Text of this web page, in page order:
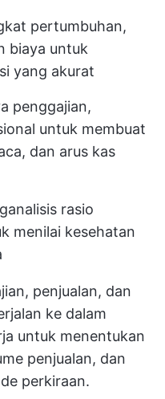
pertumbuhan,
biaya untuk
yang akurat
penggajian,
untuk membuat
dan arus kas
rasio
menilai kesehatan
penjualan, dan
ke dalam
untuk menentukan
penjualan, dan
perkiraan.